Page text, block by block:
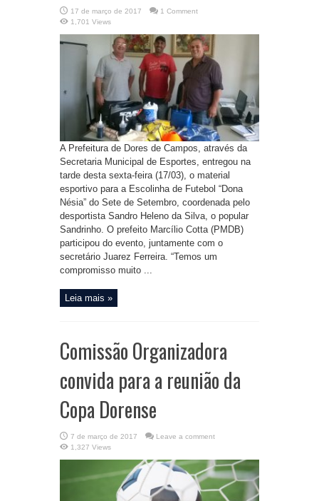
17 de março de 2017
1 Comment
1,701 Views
A Prefeitura de Dores de Campos, através da
Secretaria Municipal de Esportes, entregou na
tarde desta sexta-feira (17/03), o material
esportivo para a Escolinha de Futebol “Dona
Nésia” do Sete de Setembro, coordenada pelo
desportista Sandro Heleno da Silva, o popular
Sandrinho. O prefeito Marcílio Cotta (PMDB)
participou do evento, juntamente com o
secretário Juarez Ferreira. “Temos um
compromisso muito ...
Leia mais »
Comissão Organizadora
convida para a reunião da
Copa Dorense
7 de março de 2017
Leave a comment
1,327 Views